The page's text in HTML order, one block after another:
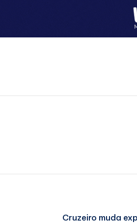
Cruzeiro muda